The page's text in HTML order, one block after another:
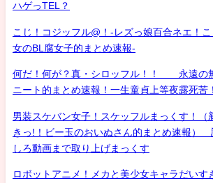
ハゲっTEL？
こじ！コジッフル@！-レズっ娘百合ネエ！
女のBL腐女子的まとめ速報-
何だ！何が？真・シロッフル！！ 永遠の
ニート的まとめ速報！一生童貞上等夜露死苦！
男装スケバン女子！スケッフルまっくす！（
きっ!！ビー玉のおいぬさん的まとめ速報）
しろ動画まで取り上げまっくす
ロボットアニメ！メカと美少女キャラだいす